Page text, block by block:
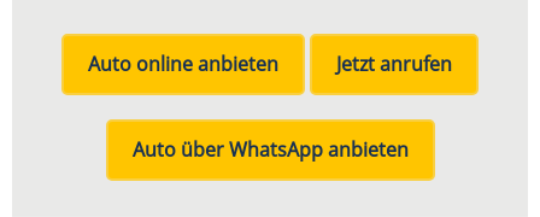
Auto online anbieten Jetzt anrufen
Auto über WhatsApp anbieten